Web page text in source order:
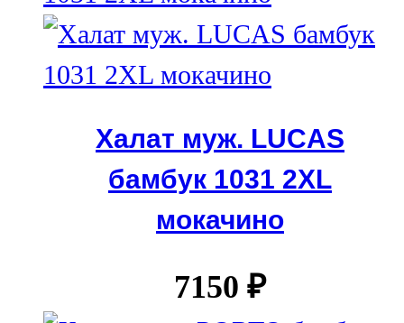
Халат муж. LUCAS
бамбук 1031 2XL
мокачино
7150 ₽